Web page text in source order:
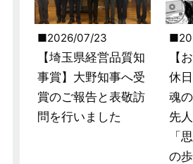
2026/07/23
【埼玉県経営品質知
事賞】大野知事へ受
賞のご報告と表敬訪
問を行いました
【
休
魂
先
「
の